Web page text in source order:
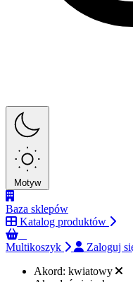
Motyw
Baza sklepów
Katalog produktów
Multikoszyk
Zaloguj
Akord: kwiatowy